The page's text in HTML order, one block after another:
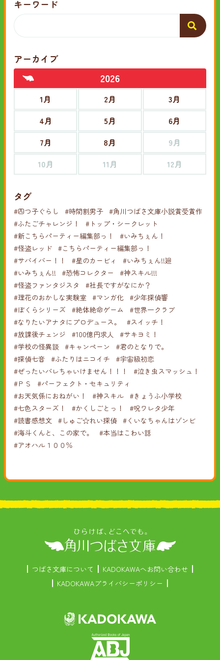
キーワード
アーカイブ
2026
1月 2月
3月
4月
5月
6月
7月
8月
9月
10月
11月 12月
タグ
#四つ子ぐらし #時間割男子 #角川つばさ文庫小説賞受賞作
#ふたごチャレンジ！
#トップ・シークレット
#新こちらパーティー編集部っ！
#いみちぇん！
#怪盗レッド #こちらパーティー編集部っ！
#サバイバー！！
#星のカービィ
#いみちぇん!!廻
#いみちぇん!!
#恐怖コレクター
#神スキル!!!
#怪盗ファンタジスタ
#社長ですがなにか？
#理花のおかしな実験室 #マンガ化 #少年探偵響
#ぼくらシリーズ
#絶体絶命ゲーム
#世界一クラブ
#なりたいアナタにプロデュース。
#スイッチ！
#放課後チェンジ
#100億円求人
#サキヨミ！
#学校の怪異談 #キャンペーン
#君のとなりで。
#探偵七音
#ふたりはニコイチ
#宇宙級初恋
#ぜったいバレちゃいけません！！！
#泣き虫スマッシュ！
#ＰＳ
#パーフェクト・セキュリティ
#お天気係におねがい！
#神スキル #きょうふ小学校
#七色スターズ！
#かくしごとっ！
#呪ワレタ少年
#読書感想文
#しゅご☆れい探偵 #くいなちゃんはゾンビ
#海斗くんと、この家で。
#本当はこわい話
#アオハル１００％
つばさ文庫について
KADOKAWAへお問い合わせ
KADOKAWAプライバシーポリシー